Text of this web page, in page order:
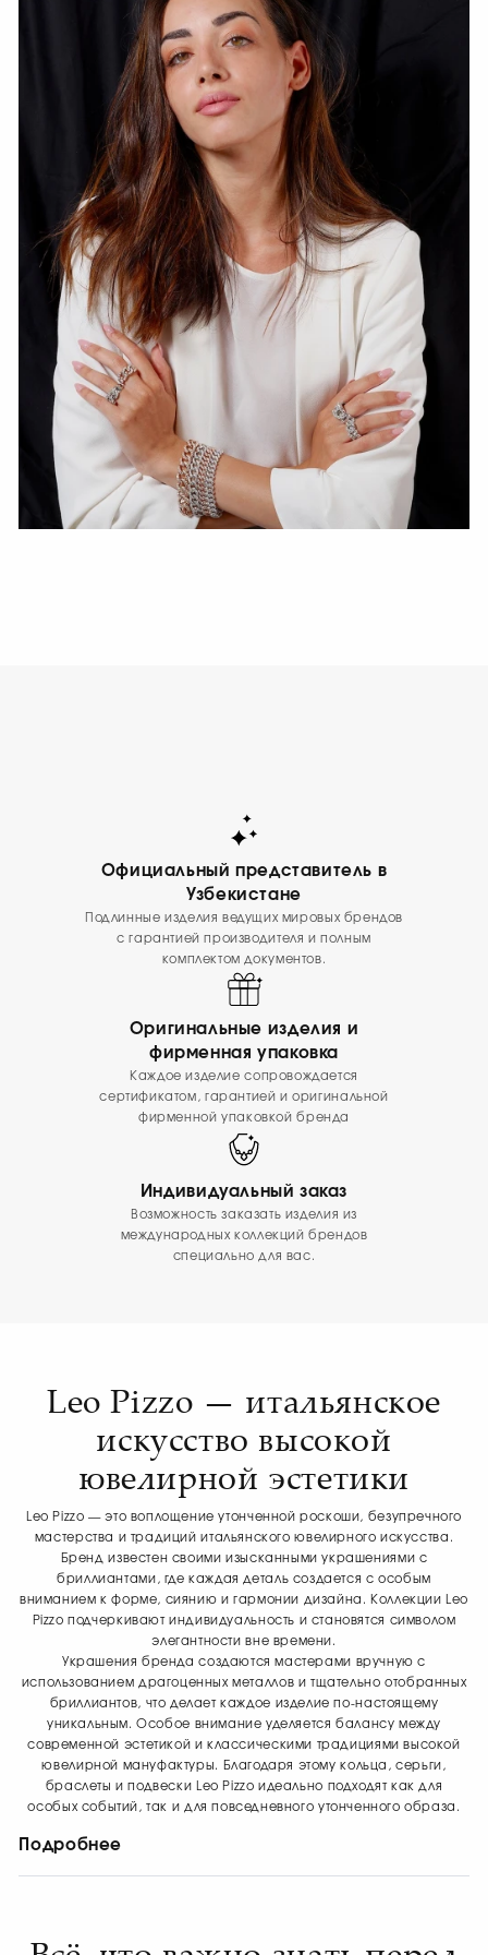
СМОТРЕТЬ СЕЙЧАС
Официальный представитель в
Узбекистане
Подлинные изделия ведущих мировых брендов
с гарантией производителя и полным
комплектом документов.
Оригинальные изделия и
фирменная упаковка
Каждое изделие сопровождается
сертификатом, гарантией и оригинальной
фирменной упаковкой бренда
Индивидуальный заказ
Возможность заказать изделия из
международных коллекций брендов
специально для вас.
Leo Pizzo — итальянское
искусство высокой
ювелирной эстетики
Leo Pizzo — это воплощение утонченной роскоши, безупречного
мастерства и традиций итальянского ювелирного искусства.
Бренд известен своими изысканными украшениями с
бриллиантами, где каждая деталь создается с особым
вниманием к форме, сиянию и гармонии дизайна. Коллекции Leo
Pizzo подчеркивают индивидуальность и становятся символом
элегантности вне времени.
Украшения бренда создаются мастерами вручную с
использованием драгоценных металлов и тщательно отобранных
бриллиантов, что делает каждое изделие по-настоящему
уникальным. Особое внимание уделяется балансу между
современной эстетикой и классическими традициями высокой
ювелирной мануфактуры. Благодаря этому кольца, серьги,
браслеты и подвески Leo Pizzo идеально подходят как для
особых событий, так и для повседневного утонченного образа.
Подробнее
Украшения для особенных